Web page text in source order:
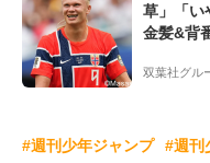
草」「い
金髪&背
ー”映像
双葉社グル
#週刊少年ジャンプ #週刊